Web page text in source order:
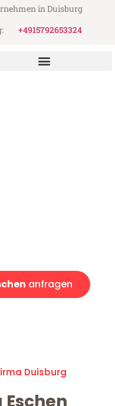
in Duisburg
+4915792653324
anfragen
Duisburg